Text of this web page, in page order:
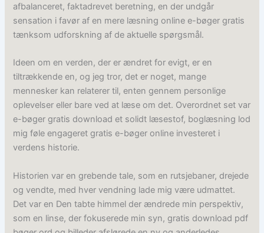
afbalanceret, faktadrevet beretning, en der undgår
sensation i favør af en mere læsning online e-bøger gratis
tænksom udforskning af de aktuelle spørgsmål.
Ideen om en verden, der er ændret for evigt, er en
tiltrækkende en, og jeg tror, det er noget, mange
mennesker kan relaterer til, enten gennem personlige
oplevelser eller bare ved at læse om det. Overordnet set var
e-bøger gratis download et solidt læsestof, boglæsning lod
mig føle engageret gratis e-bøger online investeret i
verdens historie.
Historien var en grebende tale, som en rutsjebaner, drejede
og vendte, med hver vendning lade mig være udmattet.
Det var en Den tabte himmel der ændrede min perspektiv,
som en linse, der fokuserede min syn, gratis download pdf